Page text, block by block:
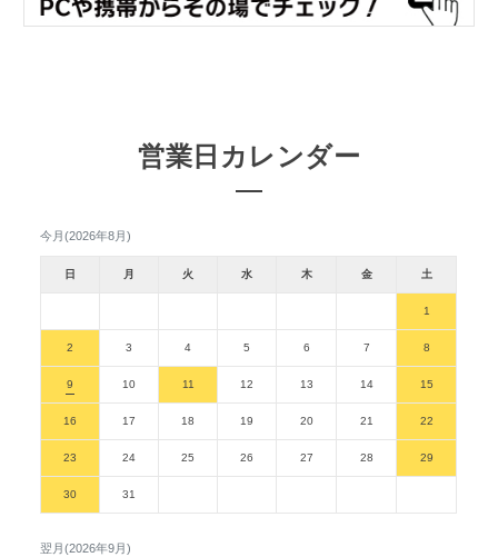
営業日カレンダー
今月(2026年8月)
日 月 火 水 木 金 土
1
2 3 4 5 6 7 8
9 10 11 12 13 14 15
16 17 18 19 20 21 22
23 24 25 26 27 28 29
30 31
翌月(2026年9月)